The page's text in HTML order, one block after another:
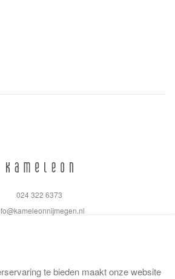
024 322 6373
Algemene voorwaardente bieden maakt onze website